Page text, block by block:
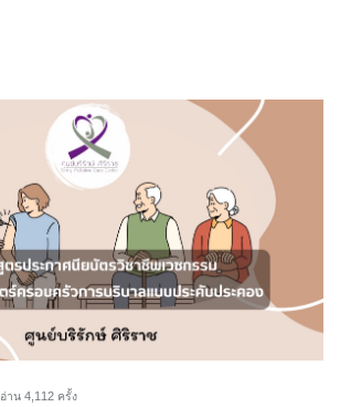
อ่าน 4,112 ครั้ง